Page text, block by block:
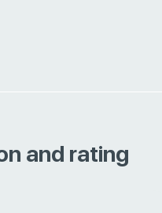
and rating